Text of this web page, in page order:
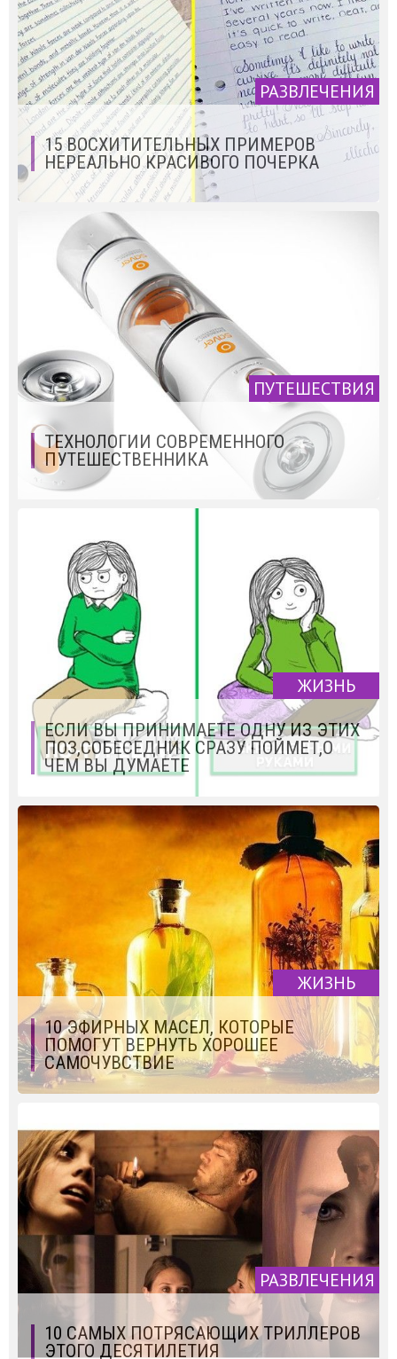
РАЗВЛЕЧЕНИЯ
15 ВОСХИТИТЕЛЬНЫХ ПРИМЕРОВ
НЕРЕАЛЬНО КРАСИВОГО ПОЧЕРКА
ПУТЕШЕСТВИЯ
ТЕХНОЛОГИИ СОВРЕМЕННОГО
ПУТЕШЕСТВЕННИКА
ЖИЗНЬ
ЕСЛИ ВЫ ПРИНИМАЕТЕ ОДНУ ИЗ ЭТИХ
ПОЗ,СОБЕСЕДНИК СРАЗУ ПОЙМЕТ,О
ЧЕМ ВЫ ДУМАЕТЕ
ЖИЗНЬ
10 ЭФИРНЫХ МАСЕЛ, КОТОРЫЕ
ПОМОГУТ ВЕРНУТЬ ХОРОШЕЕ
САМОЧУВСТВИЕ
РАЗВЛЕЧЕНИЯ
10 САМЫХ ПОТРЯСАЮЩИХ ТРИЛЛЕРОВ
ЭТОГО ДЕСЯТИЛЕТИЯ